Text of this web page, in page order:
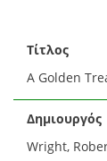
Τίτλος
A Golden
Δημιουργός
Wright,